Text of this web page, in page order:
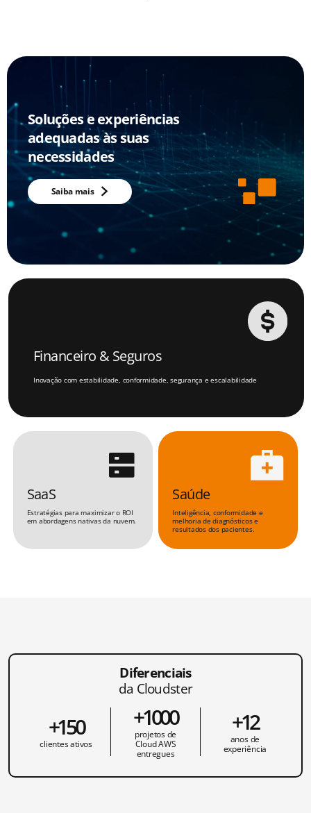
Soluções e experiências
adequadas às suas
necessidades
Saiba mais
Financeiro & Seguros
Inovação com estabilidade, conformidade, segurança e escalabilidade
SaaS
Estratégias para maximizar o ROI
em abordagens nativas da nuvem.
Saúde
Inteligência, conformidade e
melhoria de diagnósticos e
resultados dos pacientes.
Diferenciais
da Cloudster
+150
clientes ativos
+1000
projetos de
Cloud AWS
entregues
+12
anos de
experiência